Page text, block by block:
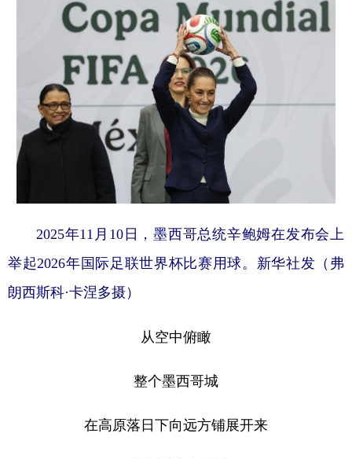
2025年11月10日，墨西哥总统辛鲍姆在发布会上
举起2026年国际足联世界杯比赛用球。新华社发（弗
朗西斯科·卡涅多摄）
从空中俯瞰
整个墨西哥城
在高原落日下向远方铺展开来